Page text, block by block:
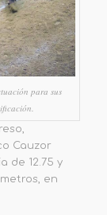
para sus
Cauzor
de 12.75 y
en